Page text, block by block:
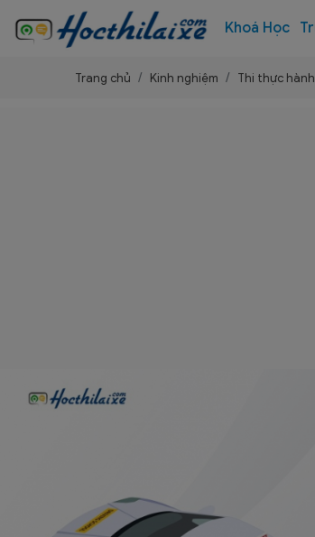
Khoá Học
Trang chủ Kinh nghiệm Thi thực hành